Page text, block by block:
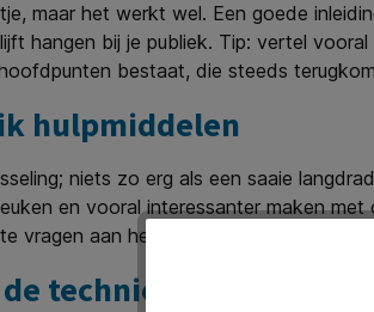
maar het werkt wel. Een goede
hangen bij je publiek. Tip: vertel
bestaat, die steeds
hulpmiddelen
niets zo erg als een saaie
en vooral interessanter maken
vragen aan het publiek, bijvoorbeeld
techniek